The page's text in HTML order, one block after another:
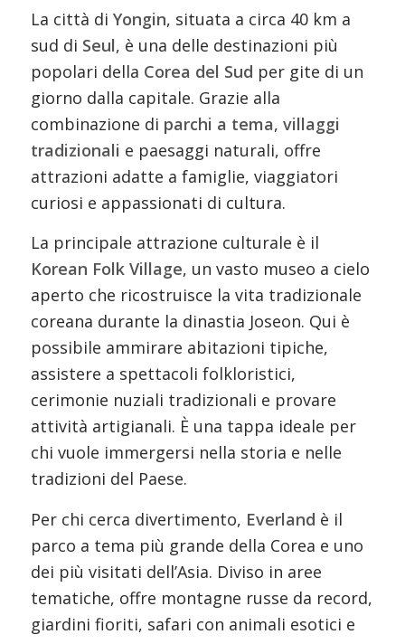
La città di Yongin, situata a circa 40 km a
sud di Seul, è una delle destinazioni più
popolari della Corea del Sud per gite di un
giorno dalla capitale. Grazie alla
combinazione di parchi a tema, villaggi
tradizionali e paesaggi naturali, offre
attrazioni adatte a famiglie, viaggiatori
curiosi e appassionati di cultura.
La principale attrazione culturale è il
Korean Folk Village, un vasto museo a cielo
aperto che ricostruisce la vita tradizionale
coreana durante la dinastia Joseon. Qui è
possibile ammirare abitazioni tipiche,
assistere a spettacoli folkloristici,
cerimonie nuziali tradizionali e provare
attività artigianali. È una tappa ideale per
chi vuole immergersi nella storia e nelle
tradizioni del Paese.
Per chi cerca divertimento, Everland è il
parco a tema più grande della Corea e uno
dei più visitati dell’Asia. Diviso in aree
tematiche, offre montagne russe da record,
giardini fioriti, safari con animali esotici e